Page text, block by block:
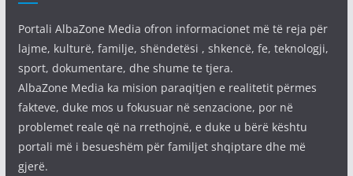
Portali AlbaZone Media ofron informacionet më të reja për
lajme, kulturë, familje, shëndetësi , shkencë, fe, teknologji,
sport, dokumentare, dhe shume te tjera.
AlbaZone Media ka mision paraqitjen e realitetit përmes
fakteve, duke mos u fokusuar në senzacione, por në
problemet reale që na rrethojnë, e duke u bërë kështu
portali më i besueshëm për familjet shqiptare dhe më
gjerë.